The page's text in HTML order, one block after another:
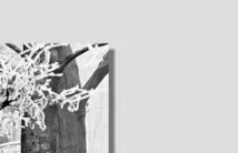
Padma Lakshmi